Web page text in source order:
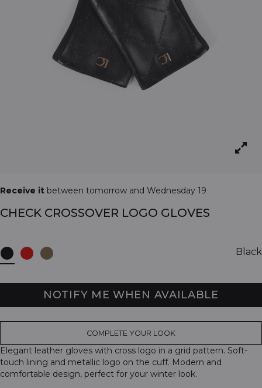
Receive it between tomorrow and Wednesday 19
CHECK CROSSOVER LOGO GLOVES
Black
NOTIFY ME WHEN AVAILABLE
COMPLETE YOUR LOOK
Elegant leather gloves with cross logo in a grid pattern. Soft-
touch lining and metallic logo on the cuff. Modern and
comfortable design, perfect for your winter look.